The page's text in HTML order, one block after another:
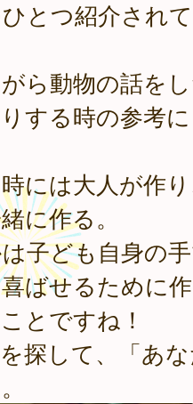
とつ紹介され
ら動物の話を
する時の参考
には大人が作
に作る。
子ども自身の
ばせるために
とですね！
探して、「あ